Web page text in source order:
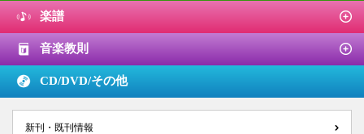
楽譜
音楽教則
CD/DVD/その他
新刊・既刊情報